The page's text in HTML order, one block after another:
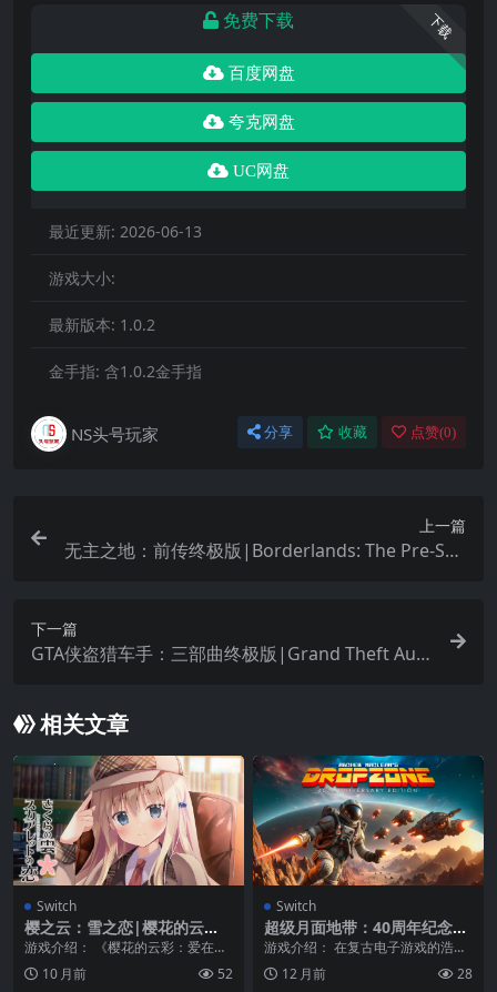
下载
免费下载
百度网盘
夸克网盘
UC网盘
最近更新: 2026-06-13
游戏大小:
最新版本: 1.0.2
金手指: 含1.0.2金手指
NS头号玩家 分享 收藏 点赞(0)
上一篇
无主之地：前传终极版|Borderlands: The Pre-Seq
下一篇
GTA侠盗猎车手：三部曲终极版|Grand Theft Aut
相关文章
Switch
樱之云：雪之恋|樱花的云
彩：爱在斯卡雷托|Sakura n
游戏介绍： 《樱花的云彩：爱在斯
卡雷托》是一款有意思的恋爱冒险
游戏， “1920...
10 月前 52
Switch
超级月面地带：40周年纪念
版|Archer Maclean’s DropZ
on
游戏介绍： 在复古电子游戏的浩瀚
宇宙中，有些作品因其创新性、挑
战性和持久吸引力而...
12 月前 28